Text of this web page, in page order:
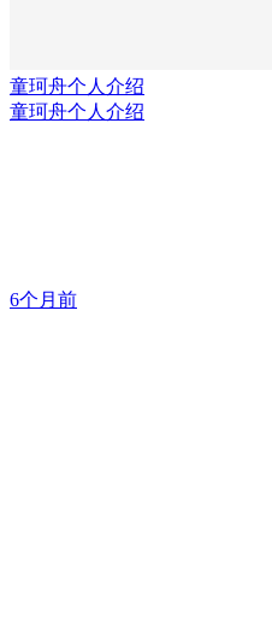
童珂舟个人介绍
童珂舟个人介绍
6个月前